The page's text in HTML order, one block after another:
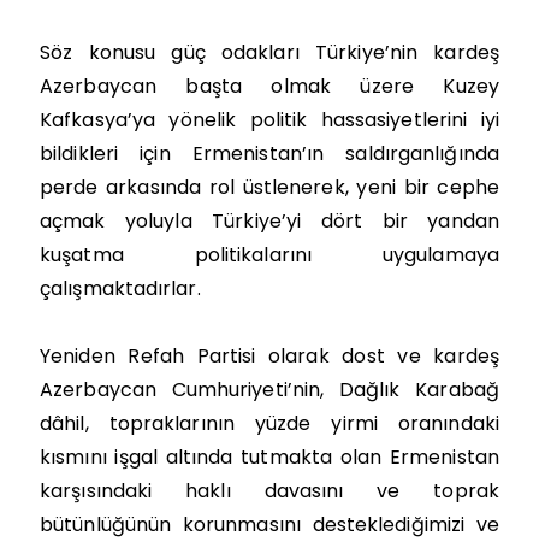
Söz konusu güç odakları Türkiye’nin kardeş
Azerbaycan başta olmak üzere Kuzey
Kafkasya’ya yönelik politik hassasiyetlerini iyi
bildikleri için Ermenistan’ın saldırganlığında
perde arkasında rol üstlenerek, yeni bir cephe
açmak yoluyla Türkiye’yi dört bir yandan
kuşatma politikalarını uygulamaya
çalışmaktadırlar.
Yeniden Refah Partisi olarak dost ve kardeş
Azerbaycan Cumhuriyeti’nin, Dağlık Karabağ
dâhil, topraklarının yüzde yirmi oranındaki
kısmını işgal altında tutmakta olan Ermenistan
karşısındaki haklı davasını ve toprak
bütünlüğünün korunmasını desteklediğimizi ve